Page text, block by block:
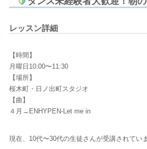
レッスン詳細
【時間】
月曜日10:00〜11:30
【場所】
桜木町・日ノ出町スタジオ
【曲】
４月→ENHYPEN-Let me in
現在、10代〜30代の生徒さんが受講されてい